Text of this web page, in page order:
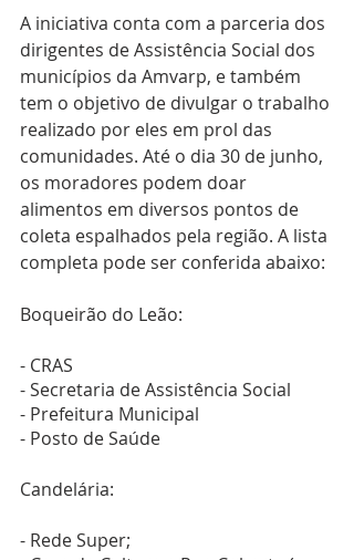
A iniciativa conta com a parceria dos
dirigentes de Assistência Social dos
municípios da Amvarp, e também
tem o objetivo de divulgar o trabalho
realizado por eles em prol das
comunidades. Até o dia 30 de junho,
os moradores podem doar
alimentos em diversos pontos de
coleta espalhados pela região. A lista
completa pode ser conferida abaixo:
Boqueirão do Leão:
- CRAS
- Secretaria de Assistência Social
- Prefeitura Municipal
- Posto de Saúde
Candelária:
- Rede Super;